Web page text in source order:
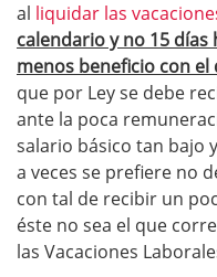
al liquidar las
calendario y no 15 días
menos beneficio con el
que por Ley se debe
ante la poca
salario básico tan bajo
a veces se prefiere no
con tal de recibir un
éste no sea el que
las Vacaciones